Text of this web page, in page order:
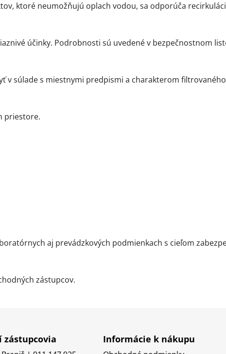
ktoré neumožňujú oplach vodou, sa odporúča
účinky. Podrobnosti sú uvedené v bezpečnostnom
v súlade s miestnymi predpismi a charakterom
priestore.
aj prevádzkových podmienkach s cieľom
zástupcov.
zástupcovia Informácie k nákupu